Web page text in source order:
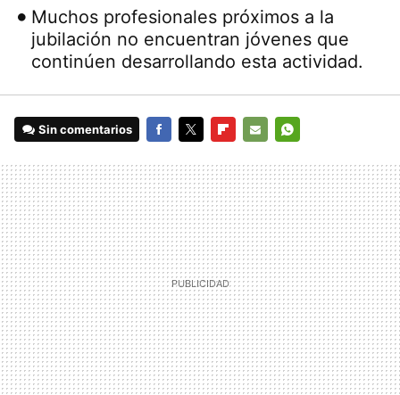
Muchos profesionales próximos a la
jubilación no encuentran jóvenes que
continúen desarrollando esta actividad.
Sin comentarios
MAIL